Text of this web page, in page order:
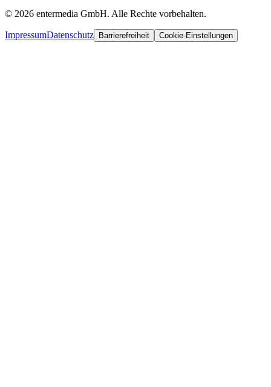
© 2026 entermedia GmbH. Alle Rechte vorbehalten.
ImpressumDatenschutz Barrierefreiheit Cookie-Einstellungen